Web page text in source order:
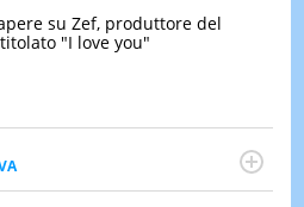
LE
DI
su Zef, produttore del
"I love you"
di Italiaonline dedicato a